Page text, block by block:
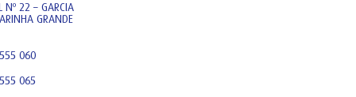
Nº 22 – GARCIA
GRANDE
060
065